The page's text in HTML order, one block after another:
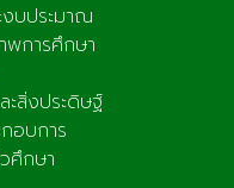
บประมาณ
พการศึกษา
ะสิ่งประดิษฐ์
อบการ
ศึกษา